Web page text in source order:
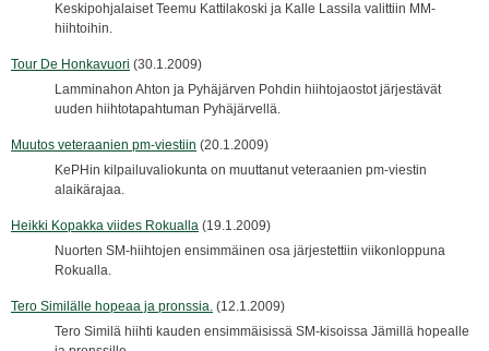
Keskipohjalaiset Teemu Kattilakoski ja Kalle Lassila valittiin MM-
hiihtoihin.
Tour De Honkavuori (30.1.2009)
Lamminahon Ahton ja Pyhäjärven Pohdin hiihtojaostot järjestävät
uuden hiihtotapahtuman Pyhäjärvellä.
Muutos veteraanien pm-viestiin (20.1.2009)
KePHin kilpailuvaliokunta on muuttanut veteraanien pm-viestin
alaikärajaa.
Heikki Kopakka viides Rokualla (19.1.2009)
Nuorten SM-hiihtojen ensimmäinen osa järjestettiin viikonloppuna
Rokualla.
Tero Similälle hopeaa ja pronssia. (12.1.2009)
Tero Similä hiihti kauden ensimmäisissä SM-kisoissa Jämillä hopealle